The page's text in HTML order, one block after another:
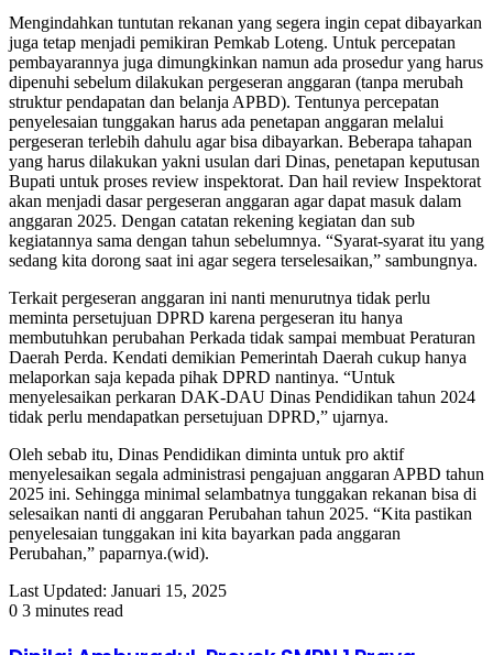
Mengindahkan tuntutan rekanan yang segera ingin cepat dibayarkan
juga tetap menjadi pemikiran Pemkab Loteng. Untuk percepatan
pembayarannya juga dimungkinkan namun ada prosedur yang harus
dipenuhi sebelum dilakukan pergeseran anggaran (tanpa merubah
struktur pendapatan dan belanja APBD). Tentunya percepatan
penyelesaian tunggakan harus ada penetapan anggaran melalui
pergeseran terlebih dahulu agar bisa dibayarkan. Beberapa tahapan
yang harus dilakukan yakni usulan dari Dinas, penetapan keputusan
Bupati untuk proses review inspektorat. Dan hail review Inspektorat
akan menjadi dasar pergeseran anggaran agar dapat masuk dalam
anggaran 2025. Dengan catatan rekening kegiatan dan sub
kegiatannya sama dengan tahun sebelumnya. “Syarat-syarat itu yang
sedang kita dorong saat ini agar segera terselesaikan,” sambungnya.
Terkait pergeseran anggaran ini nanti menurutnya tidak perlu
meminta persetujuan DPRD karena pergeseran itu hanya
membutuhkan perubahan Perkada tidak sampai membuat Peraturan
Daerah Perda. Kendati demikian Pemerintah Daerah cukup hanya
melaporkan saja kepada pihak DPRD nantinya. “Untuk
menyelesaikan perkaran DAK-DAU Dinas Pendidikan tahun 2024
tidak perlu mendapatkan persetujuan DPRD,” ujarnya.
Oleh sebab itu, Dinas Pendidikan diminta untuk pro aktif
menyelesaikan segala administrasi pengajuan anggaran APBD tahun
2025 ini. Sehingga minimal selambatnya tunggakan rekanan bisa di
selesaikan nanti di anggaran Perubahan tahun 2025. “Kita pastikan
penyelesaian tunggakan ini kita bayarkan pada anggaran
Perubahan,” paparnya.(wid).
Last Updated: Januari 15, 2025
0 3 minutes read